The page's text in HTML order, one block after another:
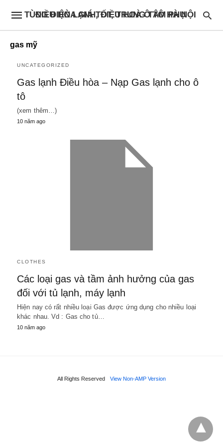
ĐIỀU HÒA GIÁ TỐT, TRUNG TÂM PHỤ TÙNG ĐIỆN LẠNH, ĐIỀU HOÀ Ô TÔ HÀ NỘI
gas mỹ
UNCATEGORIZED
Gas lạnh Điều hòa – Nạp Gas lạnh cho ô
tô
(xem thêm…)
10 năm ago
CLOTHES
Các loại gas và tầm ảnh hưởng của gas
đối với tủ lạnh, máy lạnh
Hiện nay có rất nhiều loại Gas được ứng dụng cho nhiều loại
khác nhau. Vd : Gas cho tủ…
10 năm ago
All Rights Reserved View Non-AMP Version